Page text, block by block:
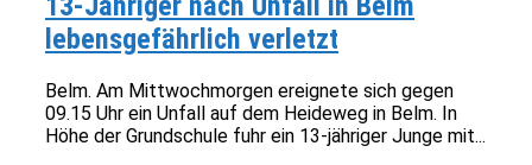
lebensgefährlich verletzt
Belm. Am Mittwochmorgen ereignete sich gegen
09.15 Uhr ein Unfall auf dem Heideweg in Belm. In
Höhe der Grundschule fuhr ein 13-jähriger Junge mit...